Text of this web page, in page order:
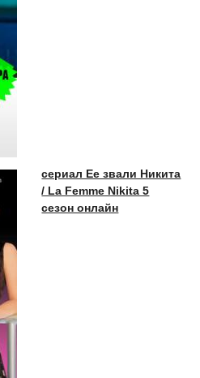
сериал Ее звали Никита
/ La Femme Nikita 5
сезон онлайн